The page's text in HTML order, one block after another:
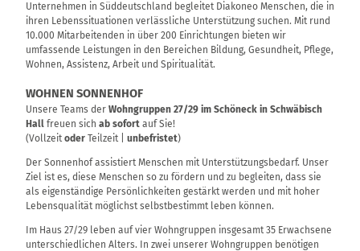
Unternehmen in Süddeutschland begleitet Diakoneo Menschen, die in
ihren Lebenssituationen verlässliche Unterstützung suchen. Mit rund
10.000 Mitarbeitenden in über 200 Einrichtungen bieten wir
umfassende Leistungen in den Bereichen Bildung, Gesundheit, Pflege,
Wohnen, Assistenz, Arbeit und Spiritualität.
WOHNEN SONNENHOF
Unsere Teams der Wohngruppen 27/29 im Schöneck in Schwäbisch
Hall freuen sich ab sofort auf Sie!
(Vollzeit oder Teilzeit | unbefristet)
Der Sonnenhof assistiert Menschen mit Unterstützungsbedarf. Unser
Ziel ist es, diese Menschen so zu fördern und zu begleiten, dass sie
als eigenständige Persönlichkeiten gestärkt werden und mit hoher
Lebensqualität möglichst selbstbestimmt leben können.
Im Haus 27/29 leben auf vier Wohngruppen insgesamt 35 Erwachsene
unterschiedlichen Alters. In zwei unserer Wohngruppen benötigen